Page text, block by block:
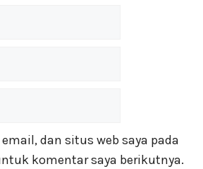
dan situs web saya pada
komentar saya berikutnya.